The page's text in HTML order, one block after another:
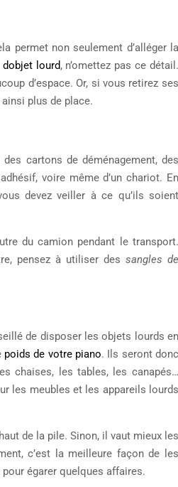
permet non seulement d’alléger la
dobjet lourd, n’omettez pas ce détail.
d’espace. Or, si vous retirez ses
plus de place.
des cartons de déménagement, des
voire même d’un chariot. En
devez veiller à ce qu’ils soient
du camion pendant le transport.
pensez à utiliser des sangles de
de disposer les objets lourds en
poids de votre piano. Ils seront donc
chaises, les tables, les canapés…
les meubles et les appareils lourds
de la pile. Sinon, il vaut mieux les
c’est la meilleure façon de les
égarer quelques affaires.